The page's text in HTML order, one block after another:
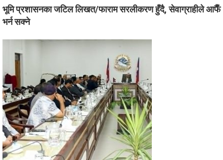
भूमि प्रशासनका जटिल लिखत/फाराम सरलीकरण हुँदै, सेवाग्राहीले आफैँ
भर्न सक्ने